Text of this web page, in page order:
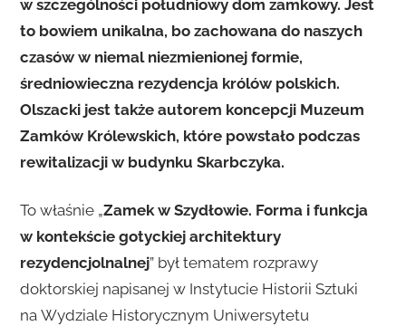
w szczególności południowy dom zamkowy. Jest
to bowiem unikalna, bo zachowana do naszych
czasów w niemal niezmienionej formie,
średniowieczna rezydencja królów polskich.
Olszacki jest także autorem koncepcji Muzeum
Zamków Królewskich, które powstało podczas
rewitalizacji w budynku Skarbczyka.
To właśnie „Zamek w Szydłowie. Forma i funkcja
w kontekście gotyckiej architektury
rezydencjolnalnej” był tematem rozprawy
doktorskiej napisanej w Instytucie Historii Sztuki
na Wydziale Historycznym Uniwersytetu